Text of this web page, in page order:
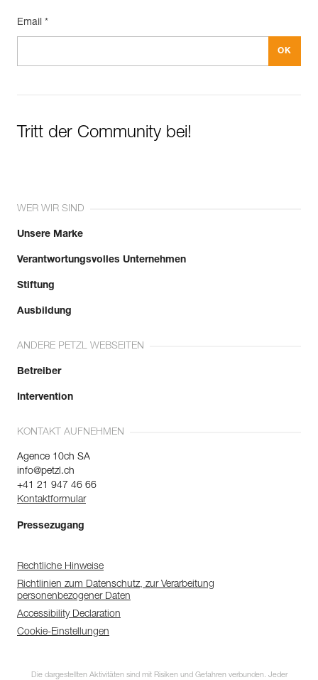
Email *
Tritt der Community bei!
WER WIR SIND
Unsere Marke
Verantwortungsvolles Unternehmen
Stiftung
Ausbildung
ANDERE PETZL WEBSEITEN
Betreiber
Intervention
KONTAKT AUFNEHMEN
Agence 10ch SA
info@petzl.ch
+41 21 947 46 66
Kontaktformular
Pressezugang
Rechtliche Hinweise
Richtlinien zum Datenschutz, zur Verarbeitung
personenbezogener Daten
Accessibility Declaration
Cookie-Einstellungen
Die dargestellten Aktivitäten sind mit Risiken und Gefahren verbunden. Jeder